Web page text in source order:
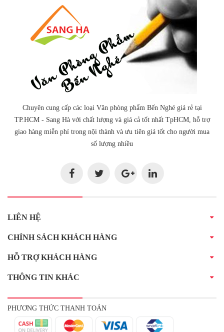
Chuyên cung cấp các loại Văn phòng phẩm Bến Nghé giá rẻ tại
TP.HCM - Sang Hà với chất lượng và giá cả tốt nhất TpHCM, hỗ trợ
giao hàng miễn phí trong nội thành và ưu tiên giá tốt cho người mua
số lượng nhiều
LIÊN HỆ
CHÍNH SÁCH KHÁCH HÀNG
HỖ TRỢ KHÁCH HÀNG
THÔNG TIN KHÁC
PHƯƠNG THỨC THANH TOÁN